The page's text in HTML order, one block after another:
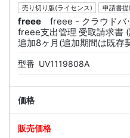
売り切り版(ライセンス) 申請書提
freee
freee - クラウドバ
freee支出管理 受取請求書
追加8ヶ月(追加期間は既存
型番 UV1119808A